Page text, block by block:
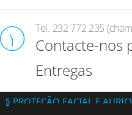
Tel. 232 772 235
Contacte-nos
Entregas
FACIAL E AURICULAR -